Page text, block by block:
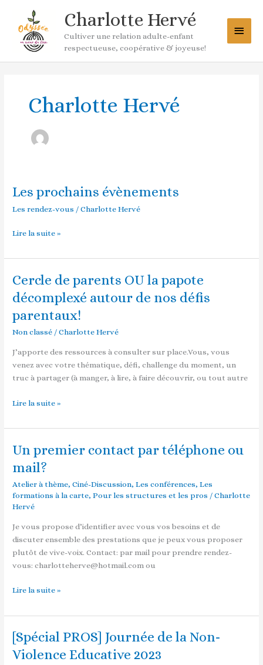
contenu
Charlotte Hervé
Cultiver une relation adulte-enfant
respectueuse, coopérative & joyeuse!
Charlotte Hervé
Les prochains évènements
Les rendez-vous /Charlotte Hervé
Les
prochains
évènements
Lire la suite »
Cercle de parents OU la papote
décomplexé autour de nos défis
parentaux!
Non classé /Charlotte Hervé
J’apporte des ressources à consulter sur place.Vous, vous
venez avec votre thématique, défi, challenge du moment, un
truc à partager (à manger, à lire, à faire découvrir, ou tout autre
Cercle
parents
OU
la
décomplexé
autour
de
défis
Lire la suite »
Un premier contact par téléphone ou
mail?
Atelier à thème,Ciné-Discussion,Les conférences,Les
formations à la carte,Pour les structures et les pros /Charlotte
Hervé
Je vous propose d’identifier avec vous vos besoins et de
discuter ensemble des prestations que je peux vous proposer
plutôt de vive-voix. Contact: par mail pour prendre rendez-
vous: charlotteherve@hotmail.com ou
Un
premier
contact
par
téléphone
ou
mail?
Lire la suite »
[Spécial PROS] Journée de la Non-
Violence Educative 2023
[Spécial
PROS]
Journée